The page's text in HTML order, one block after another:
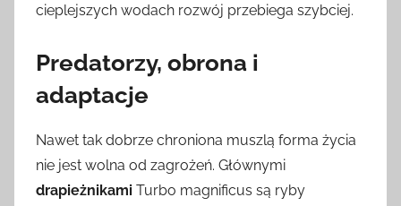
cieplejszych wodach rozwój przebiega szybciej.
Predatorzy, obrona i
adaptacje
Nawet tak dobrze chroniona muszlą forma życia
nie jest wolna od zagrożeń. Głównymi
drapieżnikami Turbo magnificus są ryby